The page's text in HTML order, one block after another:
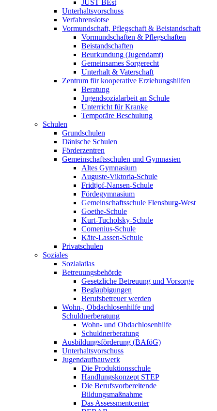
JUST BEst
Unterhaltsvorschuss
Verfahrenslotse
Vormundschaft, Pflegschaft & Beistandschaft
Vormundschaften & Pflegschaften
Beistandschaften
Beurkundung (Jugendamt)
Gemeinsames Sorgerecht
Unterhalt & Vaterschaft
Zentrum für kooperative Erziehungshilfen
Beratung
Jugendsozialarbeit an Schule
Unterricht für Kranke
Temporäre Beschulung
Schulen
Grundschulen
Dänische Schulen
Förderzentren
Gemeinschaftsschulen und Gymnasien
Altes Gymnasium
Auguste-Viktoria-Schule
Fridtjof-Nansen-Schule
Fördegymnasium
Gemeinschaftsschule Flensburg-West
Goethe-Schule
Kurt-Tucholsky-Schule
Comenius-Schule
Käte-Lassen-Schule
Privatschulen
Soziales
Sozialatlas
Betreuungsbehörde
Gesetzliche Betreuung und Vorsorge
Beglaubigungen
Berufsbetreuer werden
Wohn-, Obdachlosenhilfe und
Schuldnerberatung
Wohn- und Obdachlosenhilfe
Schuldnerberatung
Ausbildungsförderung (BAföG)
Unterhaltsvorschuss
Jugendaufbauwerk
Die Produktionsschule
Handlungskonzept STEP
Die Berufsvorbereitende
Bildungsmaßnahme
Das Assessmentcenter